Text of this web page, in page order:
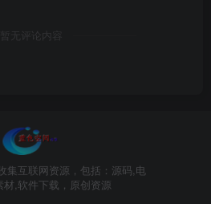
暂无评论内容
集互联网资源，包括：源码,电
材,软件下载，原创资源